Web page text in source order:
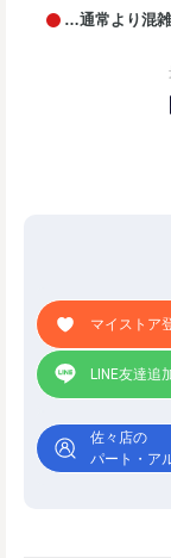
マイストア
LINE友達追
佐々店の
パート・ア